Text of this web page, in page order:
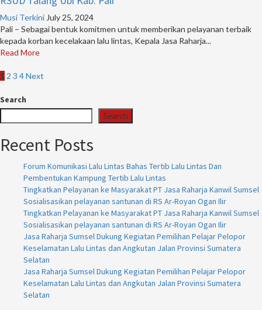
Musi Terkini July 25, 2024
Pali – Sebagai bentuk komitmen untuk memberikan pelayanan terbaik
kepada korban kecelakaan lalu lintas, Kepala Jasa Raharja...
Read More
Posts
pagination
1 2 3 4Next
Search
Search
Recent Posts
Forum Komunikasi Lalu Lintas Bahas Tertib Lalu Lintas Dan
Pembentukan Kampung Tertib Lalu Lintas
Tingkatkan Pelayanan ke Masyarakat PT Jasa Raharja Kanwil Sumsel
Sosialisasikan pelayanan santunan di RS Ar-Royan Ogan Ilir
Tingkatkan Pelayanan ke Masyarakat PT Jasa Raharja Kanwil Sumsel
Sosialisasikan pelayanan santunan di RS Ar-Royan Ogan Ilir
Jasa Raharja Sumsel Dukung Kegiatan Pemilihan Pelajar Pelopor
Keselamatan Lalu Lintas dan Angkutan Jalan Provinsi Sumatera
Selatan
Jasa Raharja Sumsel Dukung Kegiatan Pemilihan Pelajar Pelopor
Keselamatan Lalu Lintas dan Angkutan Jalan Provinsi Sumatera
Selatan